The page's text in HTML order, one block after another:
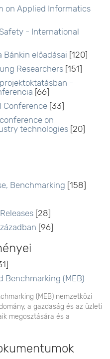
on Applied Informatics
- International
Bánkin előadásai [120]
Researchers [151]
-
[66]
Conference [33]
on
technologies [20]
Benchmarking [158]
[28]
[96]
Benchmarking (MEB)
(MEB) nemzetközi
a gazdaság és az üzleti
megosztására és a